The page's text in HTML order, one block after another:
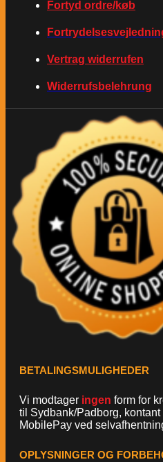
Fortyd ordre/køb
Vertrag widerrufen
Widerrufsbelehrung
BETALINGSMULIGHEDER
Vi modtager ingen form for
til Sydbank/Padborg,
MobilePay ved
OPLYSNINGER OG